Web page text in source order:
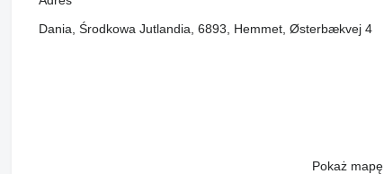
Dania, Środkowa Jutlandia, 6893, Hemmet, Østerbækvej 4
Pokaż mapę